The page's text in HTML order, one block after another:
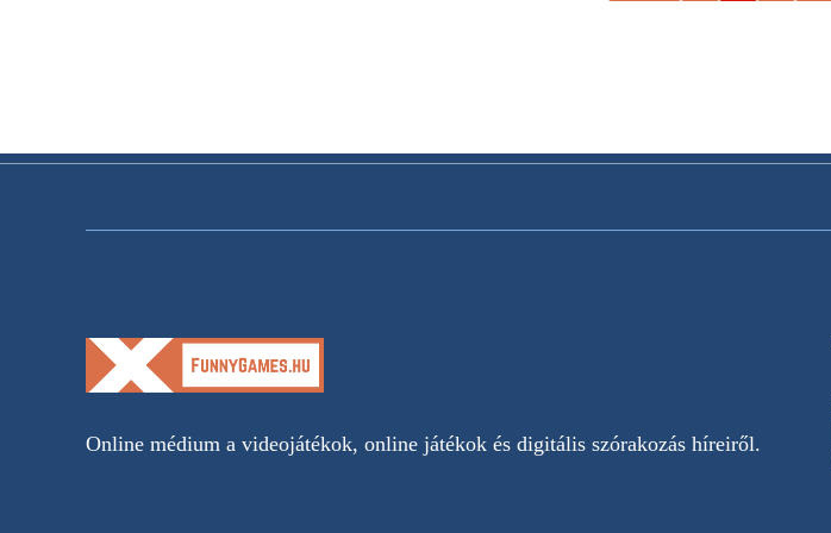
Online médium a videojátékok, online játékok és digitális szórakozás híreiről.